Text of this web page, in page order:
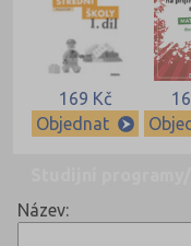
169 Kč
Objednat
Název: